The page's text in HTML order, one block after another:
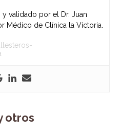
validado por el Dr. Juan
Médico de Clínica la Victoria.
otros